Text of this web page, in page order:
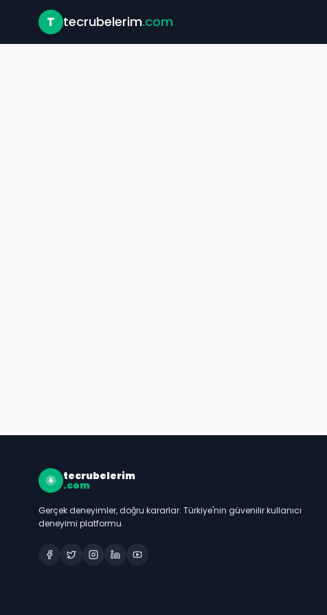
T tecrubelerim.com
tecrubelerim
.com
Gerçek deneyimler, doğru kararlar. Türkiye'nin güvenilir kullanıcı
deneyimi platformu.